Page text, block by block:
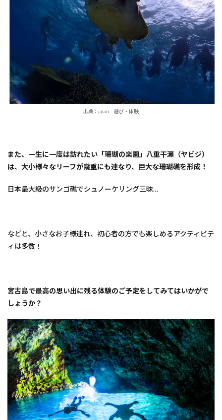
【マ
リン
ジェ
ット
ガイ
4.
【伊
島
海遊
シャ
ーカ
ン】
6.
【Sunnies
Miyakojima】
8
7.
【伊
良部
島観
光ガ
イド
ゆう
む
つ】
出典：jalan 遊び・体験
また、一生に一度は訪れたい「珊瑚の楽園」八重干瀬（ヤビジ）
は、大小様々なリーフが幾重にも連なり、巨大な珊瑚礁を形成！
日本最大級のサンゴ礁でシュノーケリング三昧…
などと、小さなお子様連れ、初心者の方でも楽しめるアクティビテ
ィは多数！
宮古島で最高の思い出に残る体験のご予定をしてみてはいかがで
しょうか？